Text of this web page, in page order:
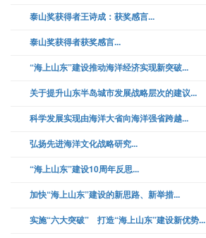
泰山奖获得者王诗成：获奖感言...
泰山奖获得者获奖感言...
“海上山东”建设推动海洋经济实现新突破...
关于提升山东半岛城市发展战略层次的建议...
科学发展实现由海洋大省向海洋强省跨越...
弘扬先进海洋文化战略研究...
“海上山东”建设10周年反思...
加快“海上山东”建设的新思路、新举措...
实施“六大突破” 打造“海上山东”建设新优势...